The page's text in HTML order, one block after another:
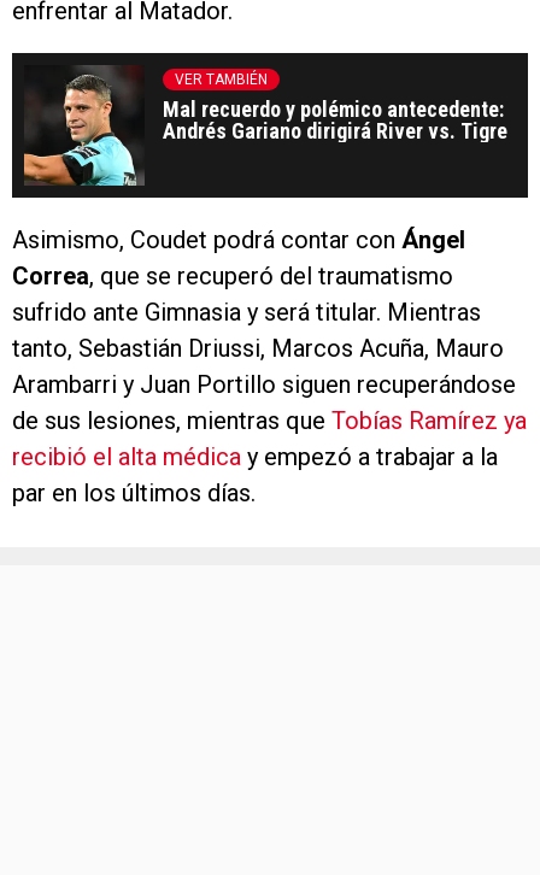
enfrentar al Matador.
VER TAMBIÉN
Mal recuerdo y polémico antecedente:
Andrés Gariano dirigirá River vs. Tigre
Asimismo, Coudet podrá contar con Ángel
Correa, que se recuperó del traumatismo
sufrido ante Gimnasia y será titular. Mientras
tanto, Sebastián Driussi, Marcos Acuña, Mauro
Arambarri y Juan Portillo siguen recuperándose
de sus lesiones, mientras que Tobías Ramírez ya
recibió el alta médica y empezó a trabajar a la
par en los últimos días.